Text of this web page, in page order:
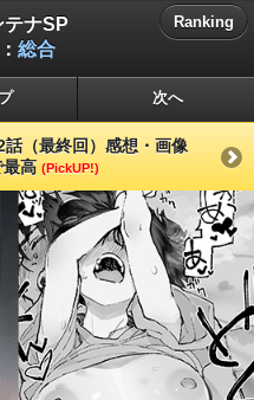
テナSP
総合
Ranking
次へ
話（最終回）感想・画像
最高 (PickUP!)